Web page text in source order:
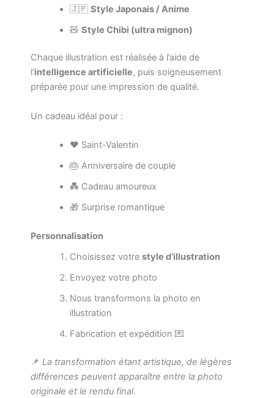
🇯🇵 Style Japonais / Anime
🧸 Style Chibi (ultra mignon)
Chaque illustration est réalisée à l’aide de
l’intelligence artificielle, puis soigneusement
préparée pour une impression de qualité.
Un cadeau idéal pour :
❤️ Saint-Valentin
🎂 Anniversaire de couple
💑 Cadeau amoureux
🎁 Surprise romantique
Personnalisation
Choisissez votre style d’illustration
Envoyez votre photo
Nous transformons la photo en
illustration
Fabrication et expédition 💌
📌 La transformation étant artistique, de légères
différences peuvent apparaître entre la photo
originale et le rendu final.